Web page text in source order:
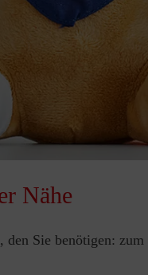
Nähe
Sie benötigen: